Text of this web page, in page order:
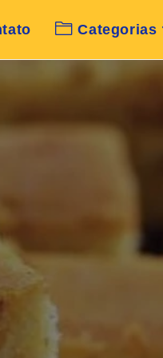
Categorias